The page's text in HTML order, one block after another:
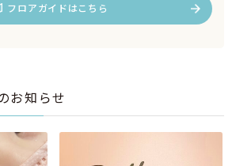
フロアガイドはこちら
お知らせ